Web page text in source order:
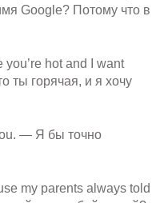
Google? Потому что в
hot and I want
ты горячая, и я хочу
— Я бы точно
my parents always told